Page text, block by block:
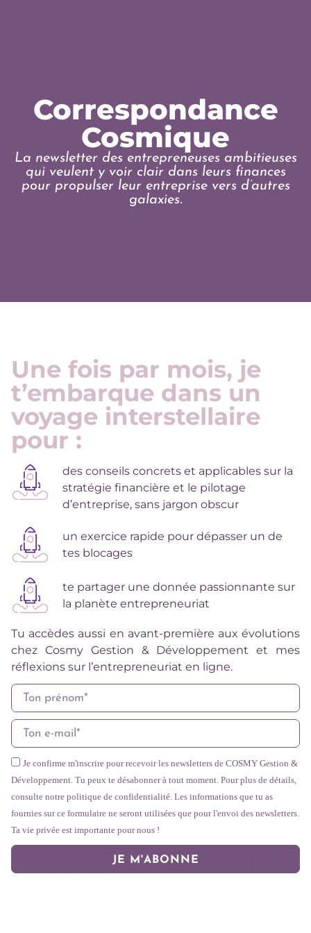
Correspondance
Cosmique
La newsletter des entrepreneuses ambitieuses
qui veulent y voir clair dans leurs finances
pour propulser leur entreprise vers d’autres
galaxies.
Une fois par mois, je
t’embarque dans un
voyage interstellaire
pour :
des conseils concrets et applicables sur la
stratégie financière et le pilotage
d’entreprise, sans jargon obscur
un exercice rapide pour dépasser un de
tes blocages
te partager une donnée passionnante sur
la planète entrepreneuriat
Tu accèdes aussi en avant-première aux évolutions
chez Cosmy Gestion & Développement et mes
réflexions sur l’entrepreneuriat en ligne.
Je confirme m'inscrire pour recevoir les newsletters de COSMY Gestion &
Développement. Tu peux te désabonner à tout moment. Pour plus de détails,
consulte notre politique de confidentialité. Les informations que tu as
fournies sur ce formulaire ne seront utilisées que pour l'envoi des newsletters.
Ta vie privée est importante pour nous !
JE M'ABONNE